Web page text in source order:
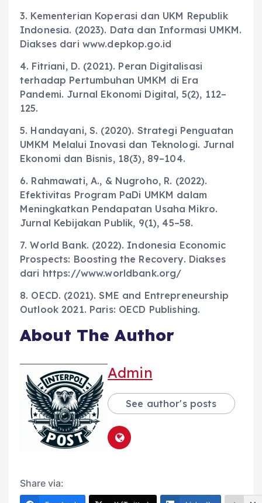
3. Kementerian Koperasi dan UKM Republik
Indonesia. (2023). Data dan Informasi UMKM.
Diakses dari www.depkop.go.id
4. Fitriani, D. (2021). Peran Digitalisasi
terhadap Pertumbuhan UMKM di Era
Pandemi. Jurnal Ekonomi Digital, 5(2), 112–
125.
5. Handayani, S. (2020). Strategi Penguatan
UMKM Melalui Inovasi dan Teknologi. Jurnal
Ekonomi dan Bisnis, 18(3), 89–104.
6. Rahmawati, A., & Nugroho, R. (2022).
Efektivitas Program PaDi UMKM dalam
Meningkatkan Pendapatan Usaha Mikro.
Jurnal Kebijakan Publik, 9(1), 45–58.
7. World Bank. (2022). Indonesia Economic
Prospects: Boosting the Recovery. Diakses
dari https://www.worldbank.org/
8. OECD. (2021). SME and Entrepreneurship
Outlook 2021. Paris: OECD Publishing.
About The Author
Admin
See author's posts
Share via: